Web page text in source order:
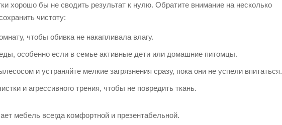
хорошо бы не сводить результат к нулю. Обратите внимание на несколько
чистоту:
чтобы обивка не накапливала влагу.
особенно если в семье активные дети или домашние питомцы.
и устраняйте мелкие загрязнения сразу, пока они не успели впитаться.
и агрессивного трения, чтобы не повредить ткань.
мебель всегда комфортной и презентабельной.